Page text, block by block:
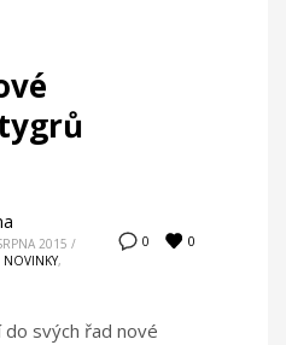
0 0
2015 /
NOVINKY,
svých řad nové